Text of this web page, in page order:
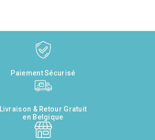
Paiement Sécurisé
Livraison & Retour Gratuit
en Belgique